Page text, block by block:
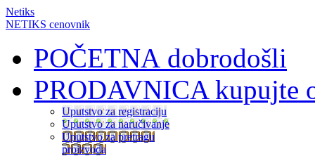
Netiks
NETIKS cenovnik
POČETNA dobrodošli
PRODAVNICAkupujte
Uputstvo za registraciju
Uputstvo za naručivanje
Uputstvo za pretragu
proizvoda